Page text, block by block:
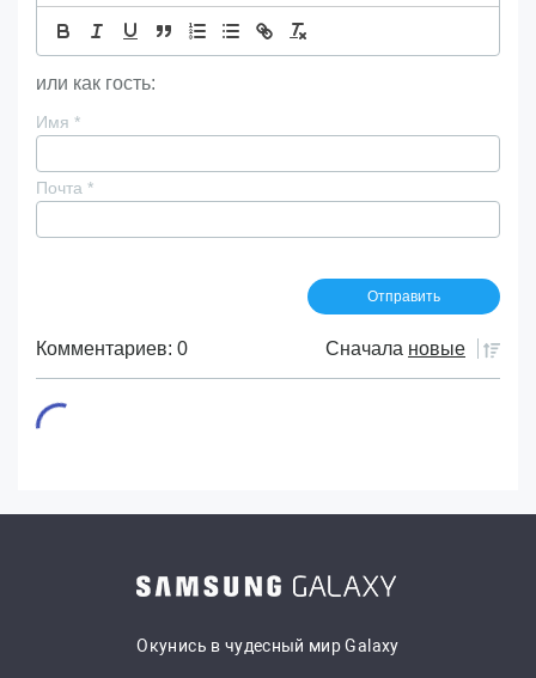
или как гость:
Имя *
Почта *
Комментариев: 0 Сначала новые
Окунись в чудесный мир Galaxy